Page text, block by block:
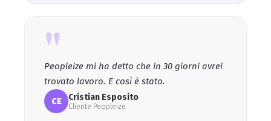
"
Peopleize mi ha detto che in 30 giorni avrei
trovato lavoro. E così è stato.
CE Cristian Esposito
Cliente Peopleize